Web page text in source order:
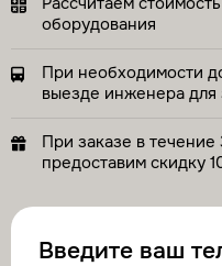
оборудования
При необходимости
выезде инженера для
При заказе в
предоставим скидку
Введите ваш